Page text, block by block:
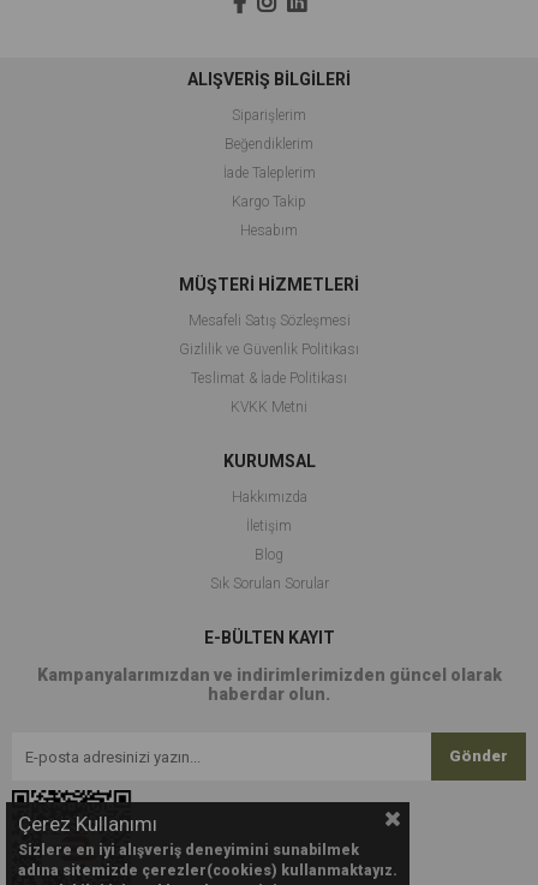
ALIŞVERİŞ BİLGİLERİ
Siparişlerim
Beğendiklerim
İade Taleplerim
Kargo Takip
Hesabım
MÜŞTERİ HİZMETLERİ
Mesafeli Satış Sözleşmesi
Gizlilik ve Güvenlik Politikası
Teslimat & İade Politikası
KVKK Metni
KURUMSAL
Hakkımızda
İletişim
Blog
Sık Sorulan Sorular
E-BÜLTEN KAYIT
Kampanyalarımızdan ve indirimlerimizden güncel olarak
haberdar olun.
Gönder
Çerez Kullanımı
Sizlere en iyi alışveriş deneyimini sunabilmek
adına sitemizde çerezler(cookies) kullanmaktayız.